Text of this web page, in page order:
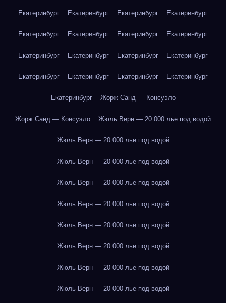
Екатеринбург Екатеринбург Екатеринбург Екатеринбург
Екатеринбург Екатеринбург Екатеринбург Екатеринбург
Екатеринбург Екатеринбург Екатеринбург Екатеринбург
Екатеринбург Екатеринбург Екатеринбург Екатеринбург
Екатеринбург Жорж Санд — Консуэло
Жорж Санд — Консуэло Жюль Верн — 20 000 лье под водой
Жюль Верн — 20 000 лье под водой
Жюль Верн — 20 000 лье под водой
Жюль Верн — 20 000 лье под водой
Жюль Верн — 20 000 лье под водой
Жюль Верн — 20 000 лье под водой
Жюль Верн — 20 000 лье под водой
Жюль Верн — 20 000 лье под водой
Жюль Верн — 20 000 лье под водой